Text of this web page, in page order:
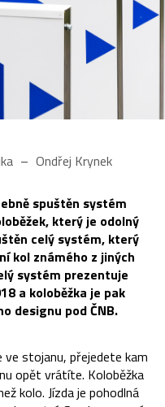
Ondřej Krynek
spuštěn systém
který je odolný
celý systém, který
kol známého z jiných
systém prezentuje
a koloběžka je pak
designu pod ČNB.
ve stojanu, přejedete kam
opět vrátíte. Koloběžka
kolo. Jízda je pohodlná